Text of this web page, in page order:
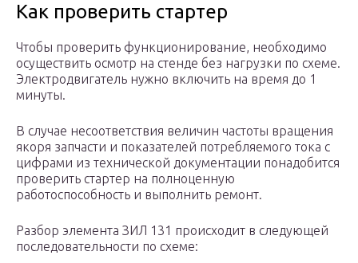
Как проверить стартер
Чтобы проверить функционирование, необходимо
осуществить осмотр на стенде без нагрузки по схеме.
Электродвигатель нужно включить на время до 1
минуты.
В случае несоответствия величин частоты вращения
якоря запчасти и показателей потребляемого тока с
цифрами из технической документации понадобится
проверить стартер на полноценную
работоспособность и выполнить ремонт.
Разбор элемента ЗИЛ 131 происходит в следующей
последовательности по схеме: